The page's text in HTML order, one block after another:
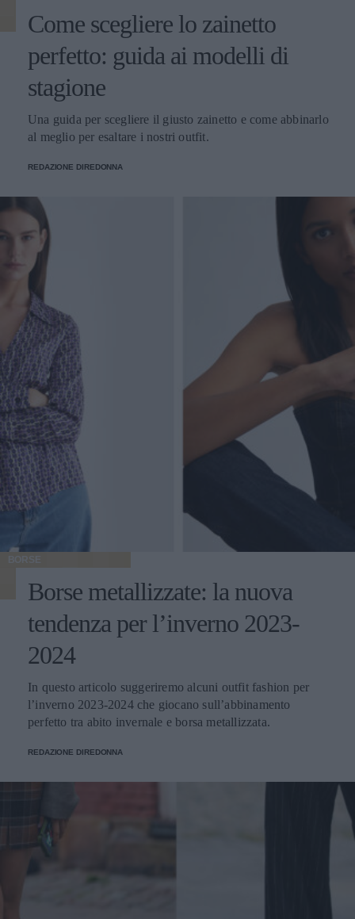
Come scegliere lo zainetto
perfetto: guida ai modelli di
stagione
Una guida per scegliere il giusto zainetto e come abbinarlo
al meglio per esaltare i nostri outfit.
REDAZIONE DIREDONNA
BORSE
Borse metallizzate: la nuova
tendenza per l’inverno 2023-
2024
In questo articolo suggeriremo alcuni outfit fashion per
l’inverno 2023-2024 che giocano sull’abbinamento
perfetto tra abito invernale e borsa metallizzata.
REDAZIONE DIREDONNA